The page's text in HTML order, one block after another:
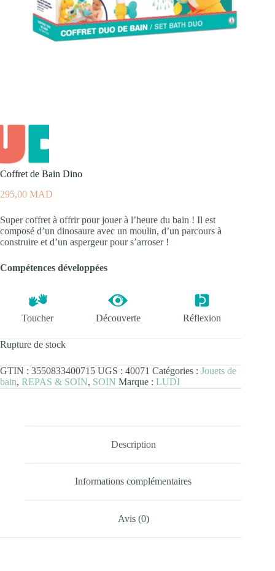
Coffret de Bain Dino
295,00 MAD
Super coffret à offrir pour jouer à l’heure du bain ! Il est
composé d’un dinosaure avec un moulin, d’un parcours à
construire et d’un aspergeur pour s’arroser !
Compétences développées
Toucher Découverte Réflexion
Rupture de stock
GTIN : 3550833400715 UGS : 40071 Catégories : Jouets de
bain, REPAS & SOIN, SOIN Marque : LUDI
Description
Informations complémentaires
Avis (0)